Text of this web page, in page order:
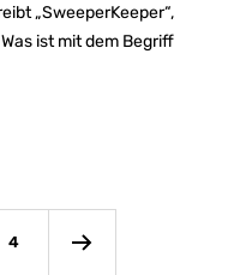
„SweeperKeeper“,
ist mit dem Begriff
4